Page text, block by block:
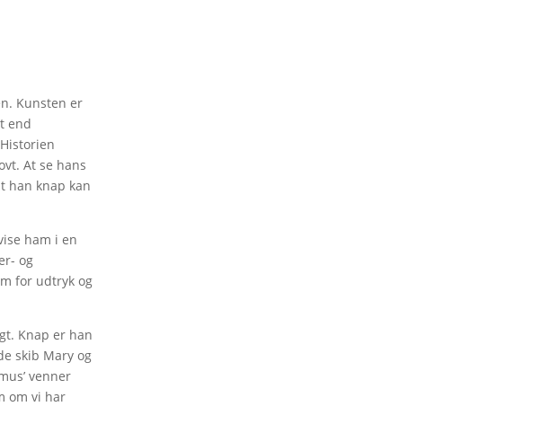
Kunsten er
end
At se hans
han knap kan
ham i en
og
for udtryk og
Knap er han
skib Mary og
venner
om vi har